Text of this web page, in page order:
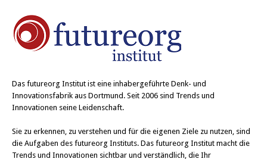
Das futureorg Institut ist eine inhabergeführte Denk- und
Innovationsfabrik aus Dortmund. Seit 2006 sind Trends und
Innovationen seine Leidenschaft.
Sie zu erkennen, zu verstehen und für die eigenen Ziele zu nutzen, sind
die Aufgaben des futureorg Instituts. Das futureorg Institut macht die
Trends und Innovationen sichtbar und verständlich, die Ihr